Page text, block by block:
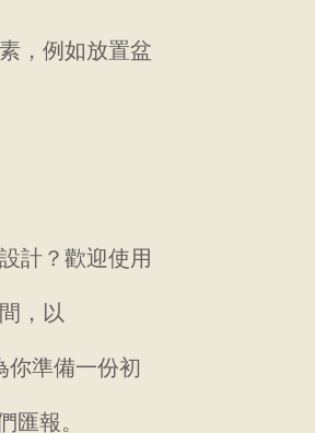
，例如放置盆
計？歡迎使用
，以
你準備一份初
匯報。